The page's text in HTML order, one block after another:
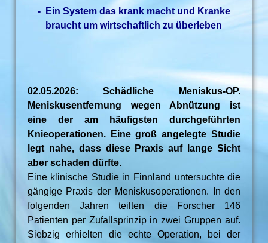
- Ein System das krank macht und Kranke
braucht um wirtschaftlich zu überleben
02.05.2026: Schädliche Meniskus-OP.
Meniskusentfernung wegen Abnützung ist
eine der am häufigsten durchgeführten
Knieoperationen. Eine groß angelegte Studie
legt nahe, dass diese Praxis auf lange Sicht
aber schaden dürfte.
Eine klinische Studie in Finnland untersuchte die
gängige Praxis der Meniskusoperationen. In den
folgenden Jahren teilten die Forscher 146
Patienten per Zufallsprinzip in zwei Gruppen auf.
Siebzig erhielten die echte Operation, bei der